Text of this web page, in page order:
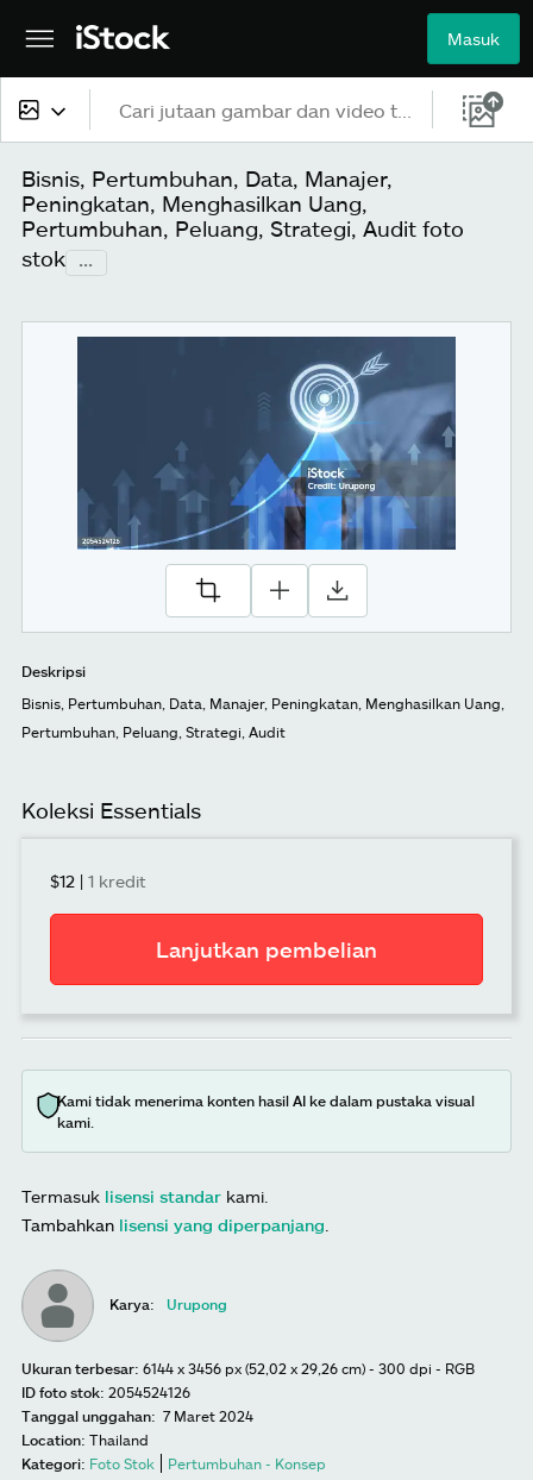
Masuk
Semua konten
Gambar
Foto
Ilustrasi
Bisnis, Pertumbuhan, Data, Manajer,
Peningkatan, Menghasilkan Uang,
Pertumbuhan, Peluang, Strategi, Audit foto
stok ...
Deskripsi
Bisnis, Pertumbuhan, Data, Manajer, Peningkatan, Menghasilkan Uang,
Pertumbuhan, Peluang, Strategi, Audit
Koleksi Essentials
$12 | 1 kredit
Lanjutkan pembelian
Kami tidak menerima konten hasil AI ke dalam pustaka visual
kami.
Termasuk lisensi standar kami.
Tambahkan lisensi yang diperpanjang
Karya: Urupong
Ukuran terbesar: 6144 x 3456 px (52,02 x 29,26 cm) - 300 dpi - RGB
ID foto stok: 2054524126
Tanggal unggahan: 7 Maret 2024
Location: Thailand
Kategori: Foto Stok Pertumbuhan - Konsep